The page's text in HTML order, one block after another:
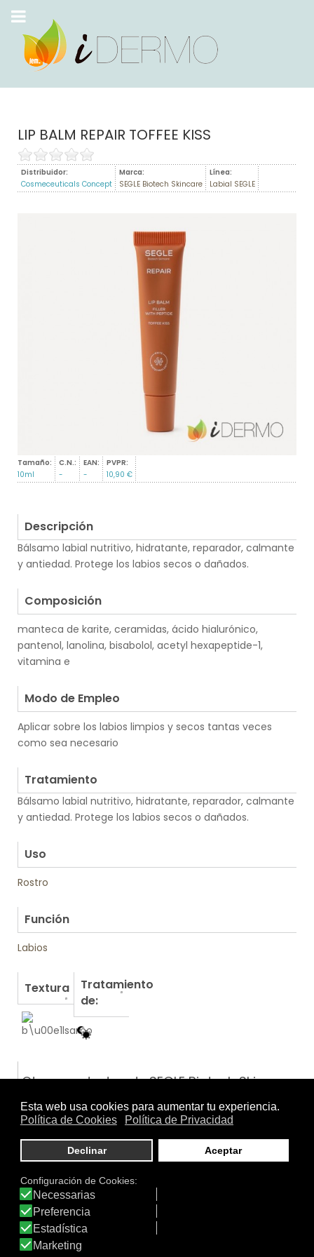
LIP BALM REPAIR TOFFEE KISS
Distribuidor:
Cosmeceuticals Concept
Marca:
SEGLE Biotech Skincare
Línea:
Labial SEGLE
Tamaño:
10ml
C.N.:
-
EAN:
-
PVPR:
10,90 €
Descripción
Bálsamo labial nutritivo, hidratante, reparador, calmante
y antiedad. Protege los labios secos o dañados.
Composición
manteca de karite, ceramidas, ácido hialurónico,
pantenol, lanolina, bisabolol, acetyl hexapeptide-1,
vitamina e
Modo de Empleo
Aplicar sobre los labios limpios y secos tantas veces
como sea necesario
Tratamiento
Bálsamo labial nutritivo, hidratante, reparador, calmante
y antiedad. Protege los labios secos o dañados.
Uso
Rostro
Función
Labios
Textura
Tratamiento
de:
Otros productos de SEGLE Biotech Skincare
COFRE LUMINOSIDAD VITAL…